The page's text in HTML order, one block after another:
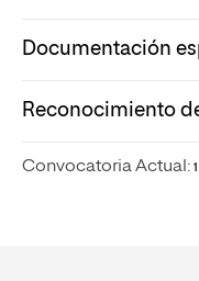
Documentación
Reconocimiento
Convocatoria Actual: